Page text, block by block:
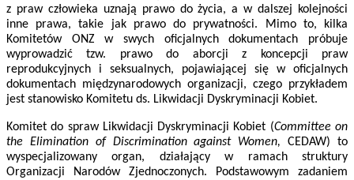
z praw człowieka uznają prawo do życia, a w dalszej kolejności
inne prawa, takie jak prawo do prywatności. Mimo to, kilka
Komitetów ONZ w swych oficjalnych dokumentach próbuje
wyprowadzić tzw. prawo do aborcji z koncepcji praw
reprodukcyjnych i seksualnych, pojawiającej się w oficjalnych
dokumentach międzynarodowych organizacji, czego przykładem
jest stanowisko Komitetu ds. Likwidacji Dyskryminacji Kobiet.
Komitet do spraw Likwidacji Dyskryminacji Kobiet (Committee on
the Elimination of Discrimination against Women,CEDAW) to
wyspecjalizowany organ, działający w ramach struktury
Organizacji Narodów Zjednoczonych. Podstawowym zadaniem